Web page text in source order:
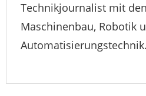
Technikjournalist mit
Maschinenbau, Robotik
Automatisierungstechnik.